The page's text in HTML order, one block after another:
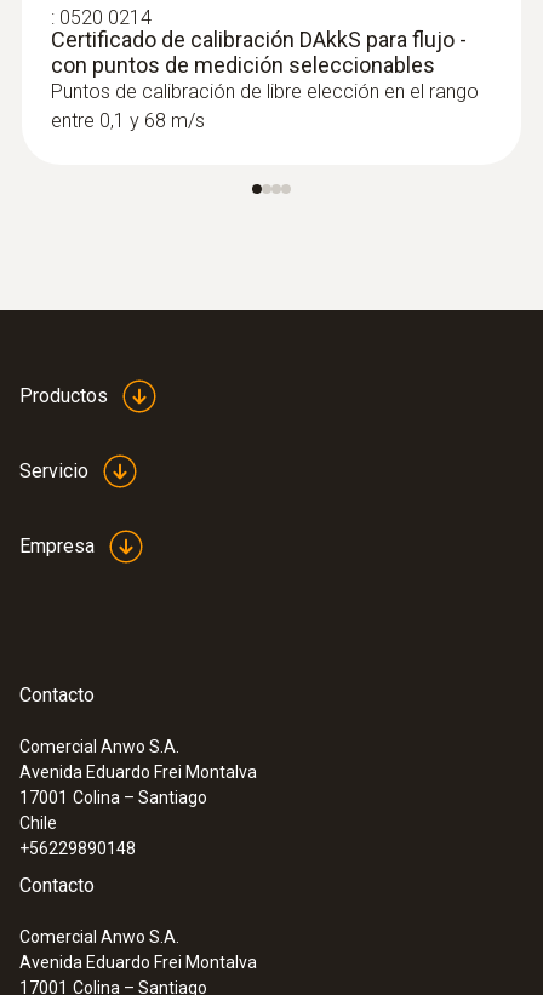
: 0520 0214
Certificado de calibración DAkkS para flujo -
con puntos de medición seleccionables
Puntos de calibración de libre elección en el rango
entre 0,1 y 68 m/s
Productos
Servicio
Empresa
Contacto
Comercial Anwo S.A.
Avenida Eduardo Frei Montalva
17001 Colina – Santiago
Chile
+56229890148
Contacto
Comercial Anwo S.A.
Avenida Eduardo Frei Montalva
17001 Colina – Santiago